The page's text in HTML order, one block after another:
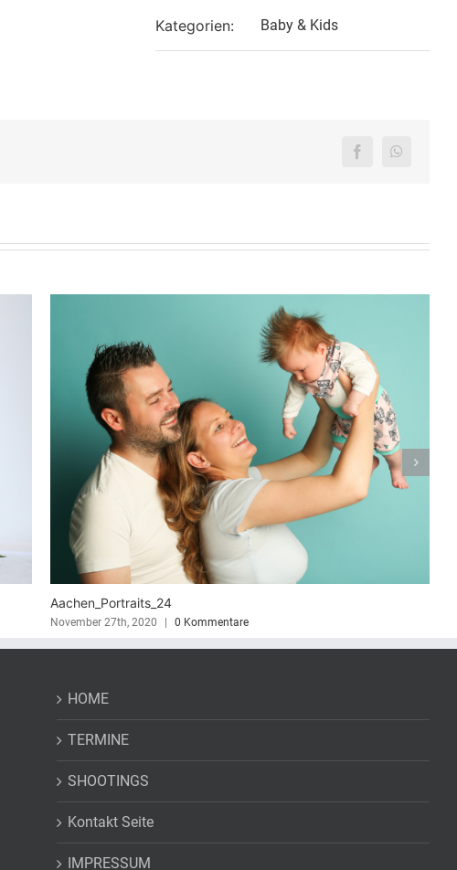
Kategorien: Baby & Kids
FacebookWhatsApp
Aachen_Portraits_21
November 27th, 2020 | 0 Kommentare
HOME
TERMINE
SHOOTINGS
Kontakt Seite
IMPRESSUM